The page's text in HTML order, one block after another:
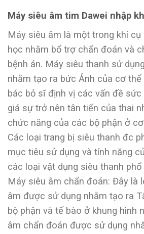
Máy siêu âm tim Dawei nhập
Máy siêu âm là một trong khí
học nhằm bổ trợ chẩn đoán và
bệnh án. Máy siêu thanh sử
nhằm tạo ra bức Ảnh của cơ
bác bỏ sĩ định vị các vấn đề sức
giá sự trở nên tân tiến của thai
chức năng của các bộ phận ở
Các loại trang bị siêu thanh đc
mục tiêu sử dụng và tính năng
các loại vật dụng siêu thanh
Máy siêu âm chẩn đoán: Đây là
âm được sử dụng nhằm tạo ra
bộ phận và tế bào ở khung hình
âm chẩn đoán được sử dụng